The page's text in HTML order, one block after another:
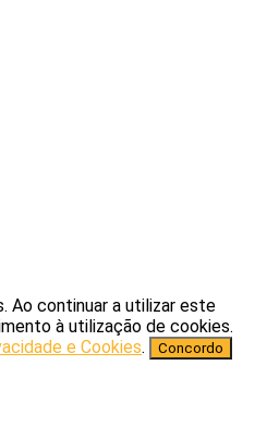
Ao continuar a utilizar este
à utilização de cookies.
e Cookies. Concordo